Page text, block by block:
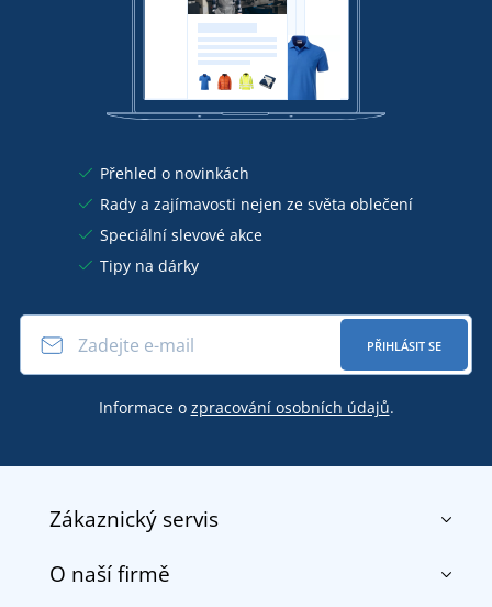
Přehled o novinkách
Rady a zajímavosti nejen ze světa oblečení
Speciální slevové akce
Tipy na dárky
PŘIHLÁSIT SE
Informace o zpracování osobních údajů.
Zákaznický servis
Kontakt
O naší firmě